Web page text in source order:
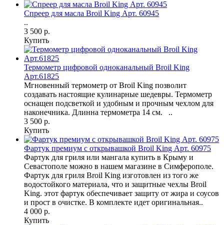
Спреер для масла Broil King Арт. 60945
..
3 500 р.
Купить
Термометр цифровой одноканальный Broil King
Арт.61825
Мгновенный термометр от Broil King позволит
создавать настоящие кулинарные шедевры. Термометр
оснащен подсветкой и удобным и прочным чехлом для
наконечника. Длинна термометра 14 см. ..
3 500 р.
Купить
Фартук премиум с открывашкой Broil King Арт. 60975
Фартук для гриля или мангала купить в Крыму и
Севастополе можно в нашем магазине в Симферополе.
Фартук для гриля Broil King изготовлен из того же
водостойкого материала, что и защитные чехлы Broil
King. этот фартук обеспечивает защиту от жира и соусов
и прост в очистке. В комплекте идет оригинальная..
4 000 р.
Купить